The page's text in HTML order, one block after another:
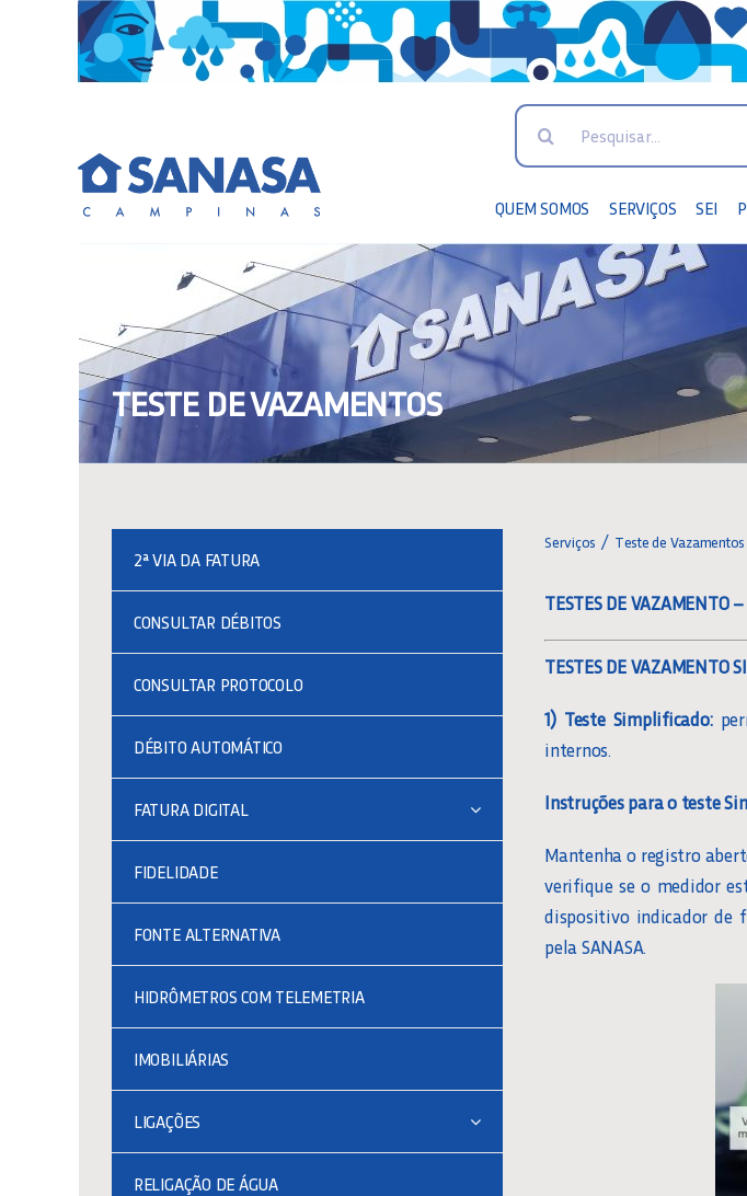
Search
QUEM SOMOS SERVIÇOS SEI
TESTE DE VAZAMENTOS
2ª VIA DA FATURA
CONSULTAR DÉBITOS
CONSULTAR PROTOCOLO
DÉBITO AUTOMÁTICO
FATURA DIGITAL
FIDELIDADE
FONTE ALTERNATIVA
HIDRÔMETROS COM TELEMETRIA
IMOBILIÁRIAS
LIGAÇÕES
RELIGAÇÃO DE ÁGUA
Serviços Teste de Vazamentos
TESTES DE VAZAMENTO
TESTES DE VAZAMENTO
1) Teste Simplificado:
internos.
Instruções para o teste
Mantenha o registro
verifique se o medidor
dispositivo indicador de
pela SANASA.